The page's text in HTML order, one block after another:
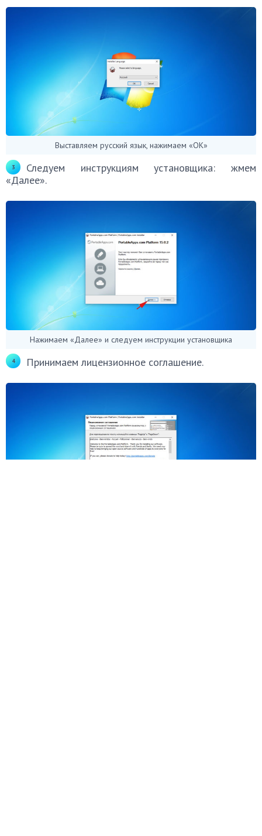
Выставляем русский язык, нажимаем «ОК»
Следуем инструкциям установщика: жмем
«Далее».
Нажимаем «Далее» и следуем инструкции установщика
Принимаем лицензионное соглашение.